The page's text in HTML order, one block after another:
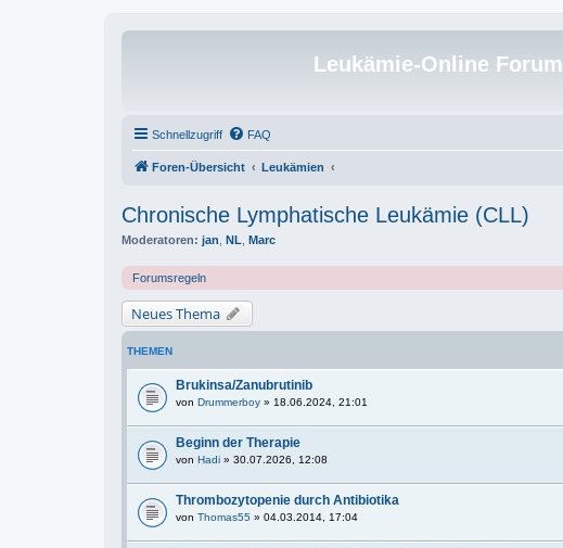
Leukämie-Online Forum
Schnellzugriff FAQ
Foren-Übersicht Leukämien
Chronische Lymphatische Leukämie (CLL)
Moderatoren: jan NL Marc
Forumsregeln
Neues Thema
THEMEN
Brukinsa/Zanubrutinib
von Drummerboy » 18.06.2024, 21:01
Beginn der Therapie
von Hadi » 30.07.2026, 12:08
Thrombozytopenie durch Antibiotika
von Thomas55 » 04.03.2014, 17:04